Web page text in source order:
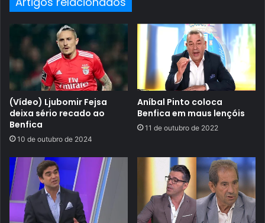
(Vídeo) Ljubomir Fejsa
deixa sério recado ao
Benfica
10 de outubro de 2024
Aníbal Pinto coloca
Benfica em maus lençóis
11 de outubro de 2022